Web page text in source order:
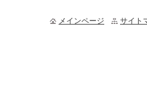
メインページ サイト